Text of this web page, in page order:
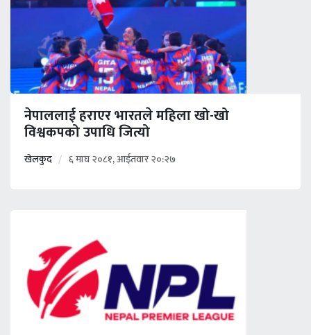
नेपाललाई हराएर भारतले महिला खो-खो
विश्वकपको उपाधि जित्यो
खेलकुद ६ माघ २०८१, आईतवार २०:२७